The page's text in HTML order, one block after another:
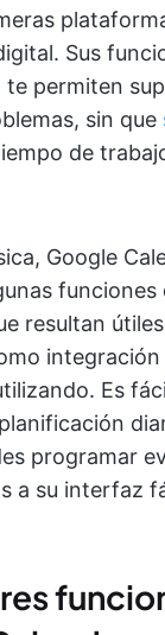
Sus
permiten
sin que
de
Google
funciones
resultan
Es
programar
a su interfaz